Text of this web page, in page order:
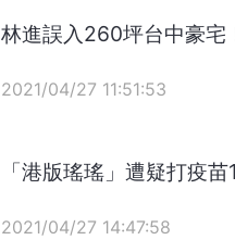
林進誤入260坪台中豪
2021/04/27 11:51:53
「港版瑤瑤」遭疑打疫
2021/04/27 14:47:58